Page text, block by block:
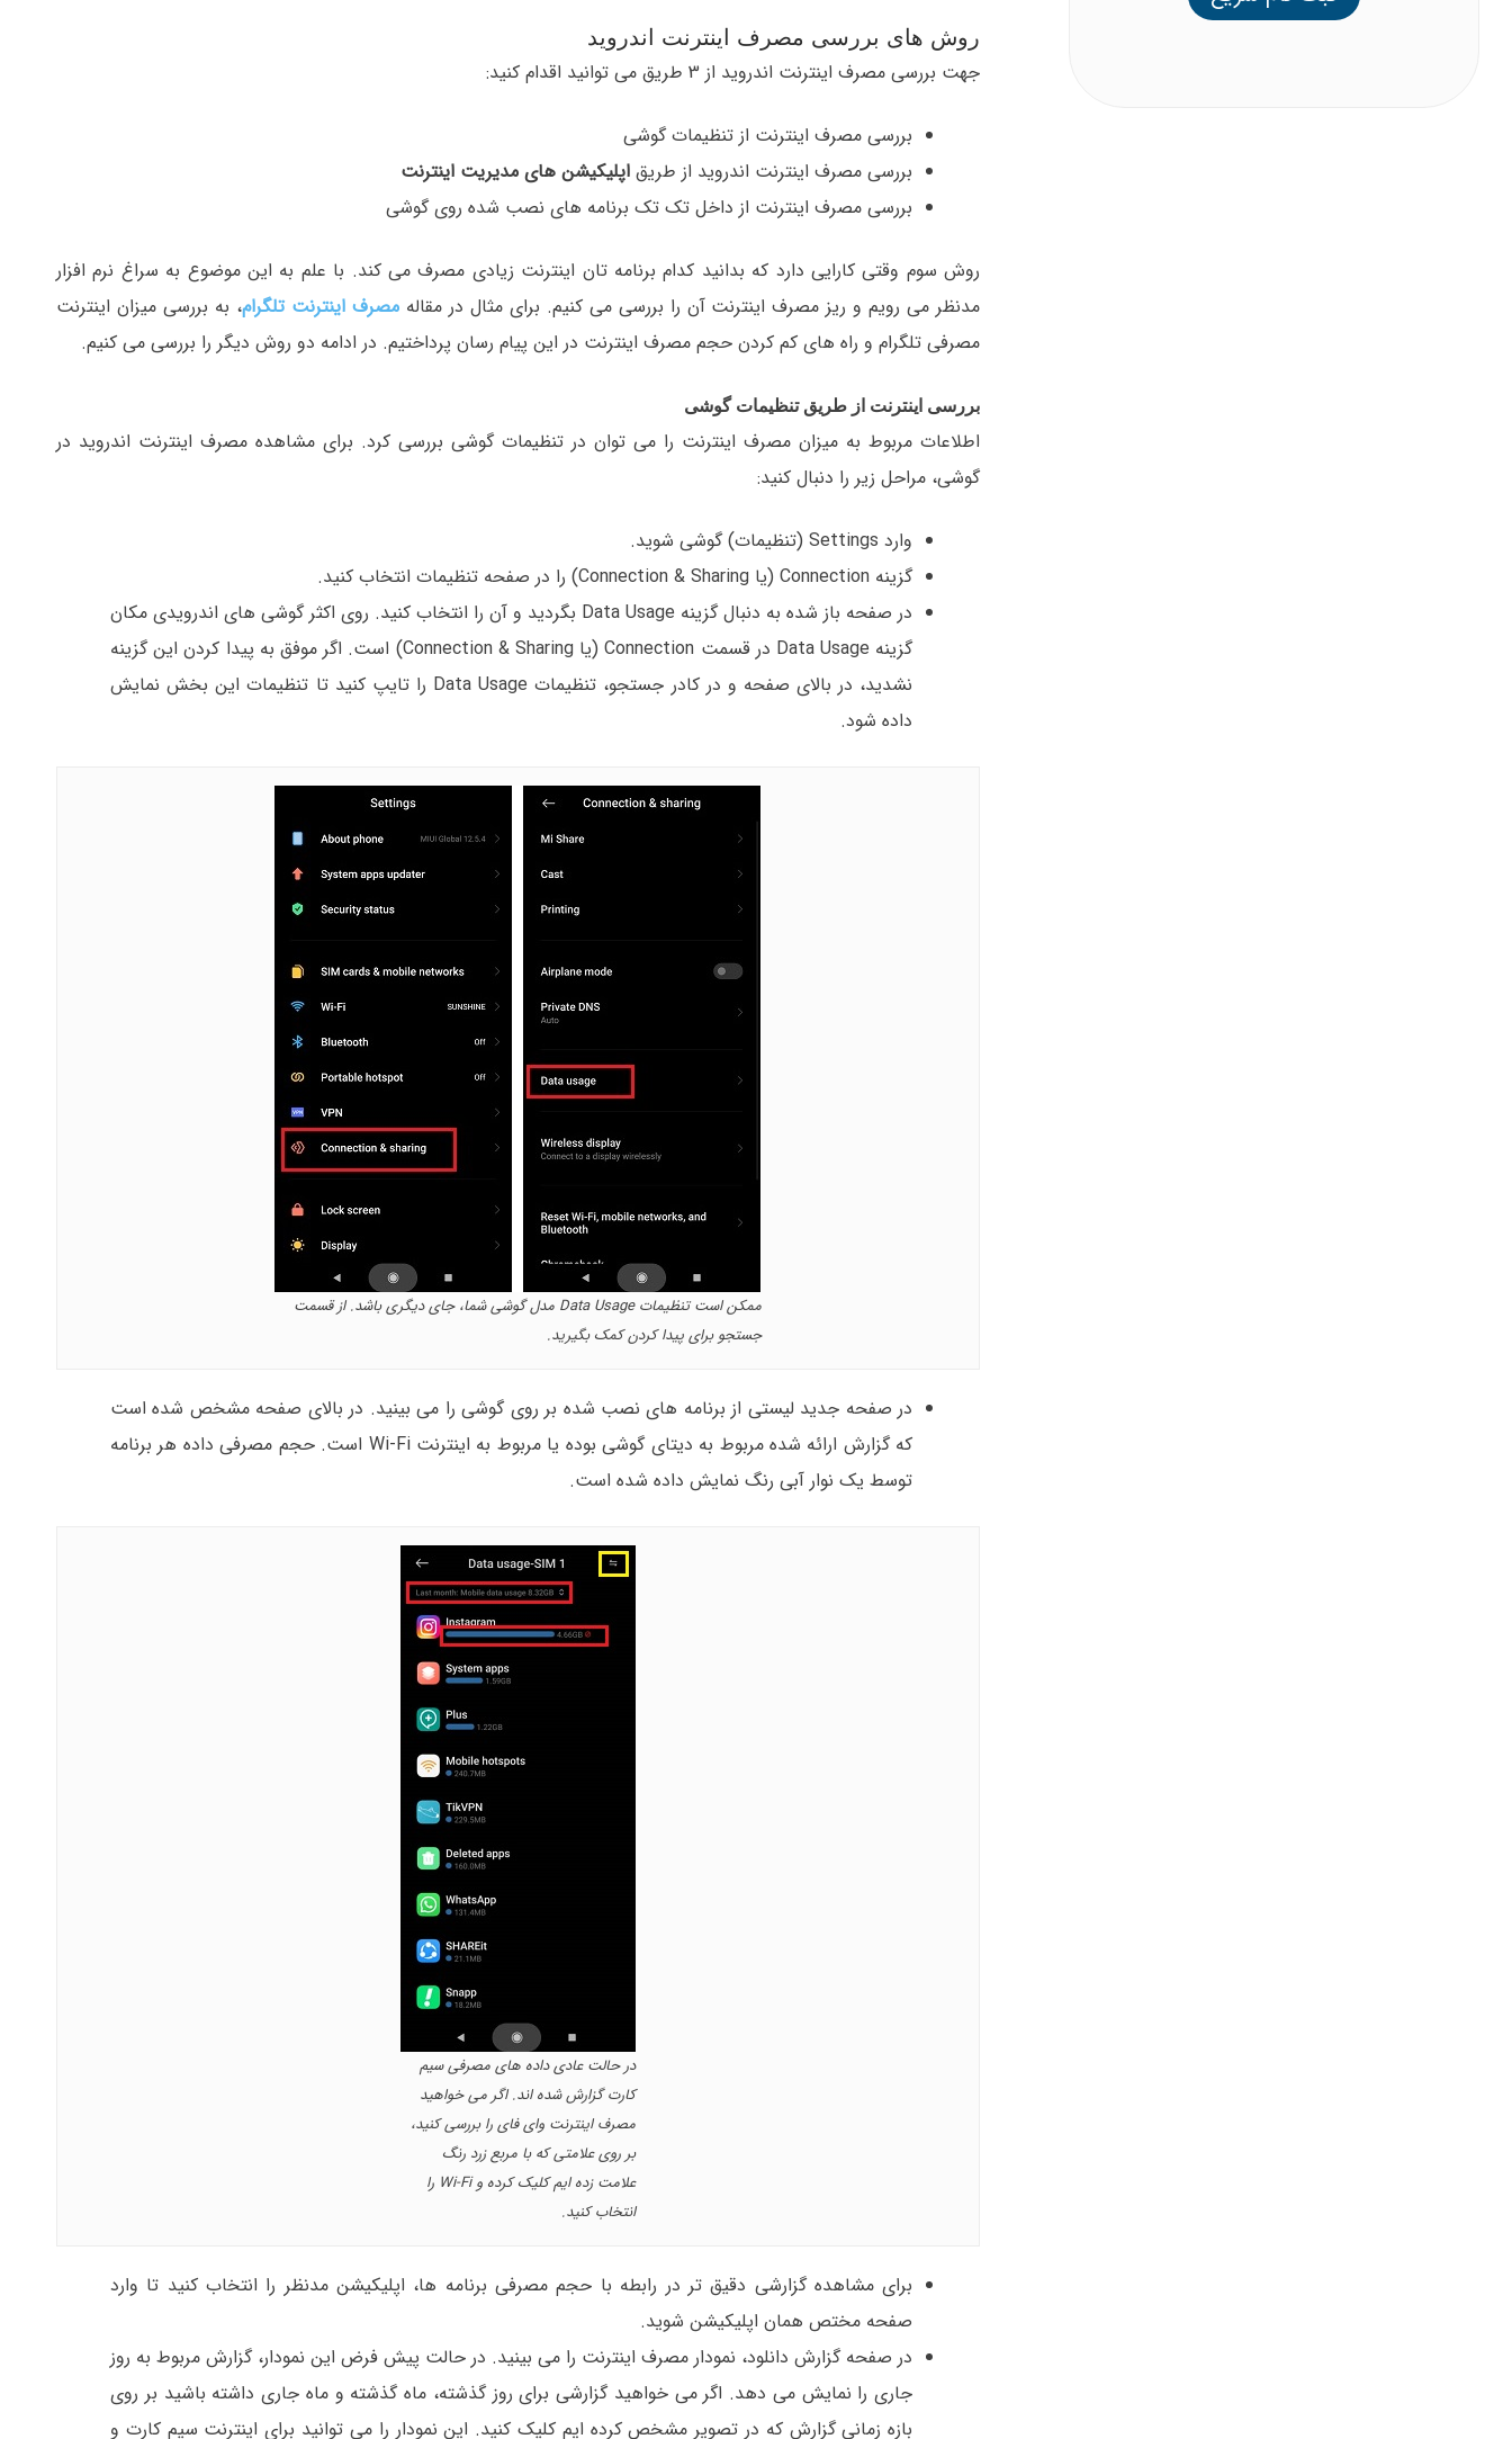
روش های بررسی مصرف اینترنت اندروید
جهت بررسی مصرف اینترنت اندروید از 3 طریق می توانید اقدام کنید:
بررسی مصرف اینترنت از تنظیمات گوشی
بررسی مصرف اینترنت اندروید از طریق اپلیکیشن های مدیریت اینترنت
بررسی مصرف اینترنت از داخل تک تک برنامه های نصب شده روی گوشی
روش سوم وقتی کارایی دارد که بدانید کدام برنامه تان اینترنت زیادی مصرف می کند. با علم به این موضوع به سراغ نرم افزار
مدنظر می رویم و ریز مصرف اینترنت آن را بررسی می کنیم. برای مثال در مقالهمصرف اینترنت تلگرام، به بررسی میزان اینترنت
مصرفی تلگرام و راه های کم کردن حجم مصرف اینترنت در این پیام رسان پرداختیم. در ادامه دو روش دیگر را بررسی می کنیم.
بررسی اینترنت از طریق تنظیمات گوشی
اطلاعات مربوط به میزان مصرف اینترنت را می توان در تنظیمات گوشی بررسی کرد. برای مشاهده مصرف اینترنت اندروید در
گوشی، مراحل زیر را دنبال کنید:
وارد Settings (تنظیمات) گوشی شوید.
گزینه Connection (یا Connection & Sharing) را در صفحه تنظیمات انتخاب کنید.
در صفحه باز شده به دنبال گزینه Data Usage بگردید و آن را انتخاب کنید. روی اکثر گوشی های اندرویدی مکان
گزینه Data Usage در قسمت Connection (یا Connection & Sharing) است. اگر موفق به پیدا کردن این گزینه
نشدید، در بالای صفحه و در کادر جستجو، تنظیمات Data Usage را تایپ کنید تا تنظیمات این بخش نمایش
داده شود.
ممکن است تنظیمات Data Usage مدل گوشی شما، جای دیگری باشد. از قسمت
جستجو برای پیدا کردن کمک بگیرید.
در صفحه جدید لیستی از برنامه های نصب شده بر روی گوشی را می بینید. در بالای صفحه مشخص شده است
که گزارش ارائه شده مربوط به دیتای گوشی بوده یا مربوط به اینترنت Wi-Fi است. حجم مصرفی داده هر برنامه
توسط یک نوار آبی رنگ نمایش داده شده است.
در حالت عادی داده های مصرفی سیم
کارت گزارش شده اند. اگر می خواهید
مصرف اینترنت وای فای را بررسی کنید،
بر روی علامتی که با مربع زرد رنگ
علامت زده ایم کلیک کرده و Wi-Fi را
انتخاب کنید.
برای مشاهده گزارشی دقیق تر در رابطه با حجم مصرفی برنامه ها، اپلیکیشن مدنظر را انتخاب کنید تا وارد
صفحه مختص همان اپلیکیشن شوید.
در صفحه گزارش دانلود، نمودار مصرف اینترنت را می بینید. در حالت پیش فرض این نمودار، گزارش مربوط به روز
جاری را نمایش می دهد. اگر می خواهید گزارشی برای روز گذشته، ماه گذشته و ماه جاری داشته باشید بر روی
بازه زمانی گزارش که در تصویر مشخص کرده ایم کلیک کنید. این نمودار را می توانید برای اینترنت سیم کارت و